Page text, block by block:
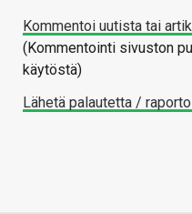
Kommentoi uutista tai
(Kommentointi sivuston
käytöstä)
Lähetä palautetta /